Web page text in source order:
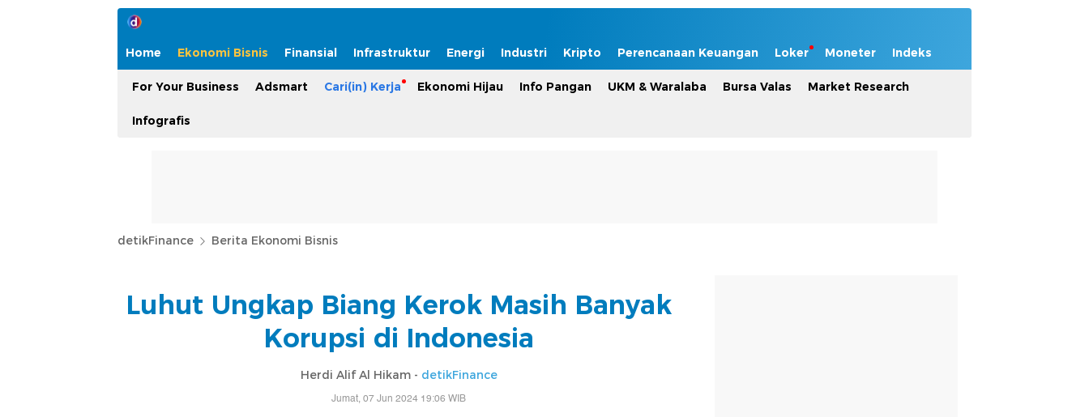
Home Ekonomi Bisnis Finansial Infrastruktur Energi Industri Kripto Perencanaan Keuangan Loker Moneter Indeks
For Your Business Adsmart Cari(in) Kerja Ekonomi Hijau Info Pangan UKM & Waralaba Bursa Valas Market Research
Infografis
detikFinance Berita Ekonomi Bisnis
Luhut Ungkap Biang Kerok Masih Banyak
Korupsi di Indonesia
Herdi Alif Al Hikam - detikFinance
Jumat, 07 Jun 2024 19:06 WIB